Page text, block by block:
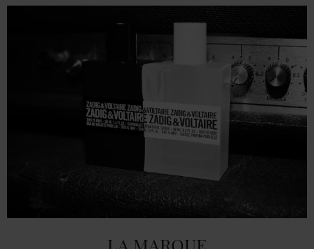
LA MARQUE